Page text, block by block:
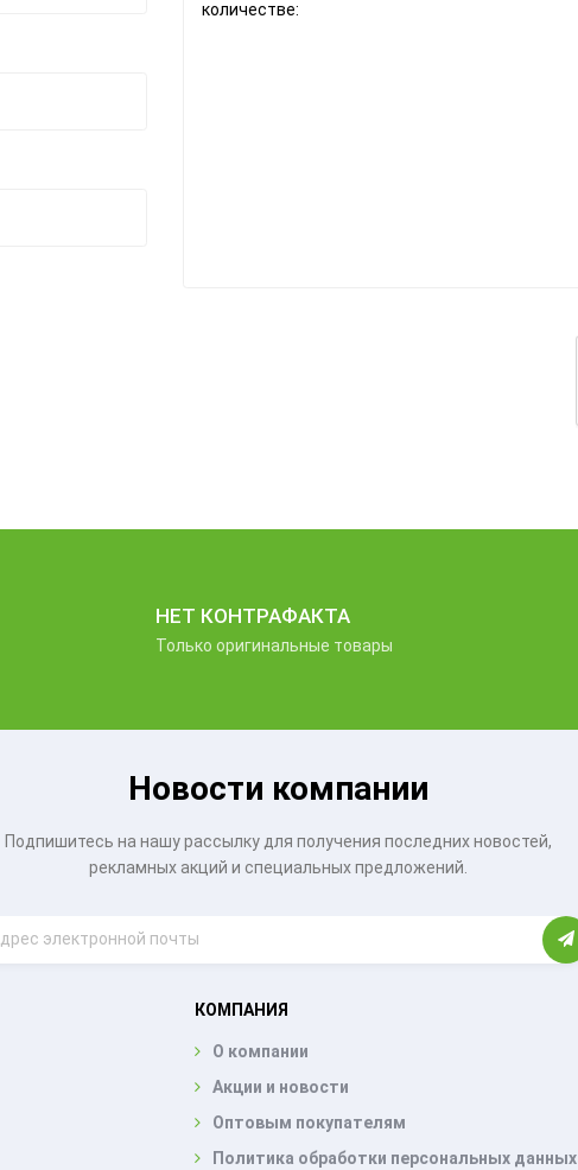
НЕТ КОНТРАФАКТА
Только оригинальные товары
Новости компании
Подпишитесь на нашу рассылку для получения последних новостей,
рекламных акций и специальных предложений.
КОМПАНИЯ
О компании
Акции и новости
Оптовым покупателям
Политика обработки персональных данных